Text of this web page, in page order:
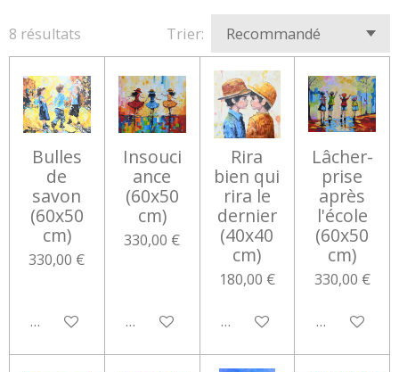
8 résultats Trier:
Bulles
de
savon
(60x50
cm)
330,00 €
Ajouter au panier
Insouci
ance
(60x50
cm)
330,00 €
Ajouter au panier
Rira
bien qui
rira le
dernier
(40x40
cm)
180,00 €
Ajouter au panier
Lâcher-
prise
après
l'école
(60x50
cm)
330,00 €
Ajouter au